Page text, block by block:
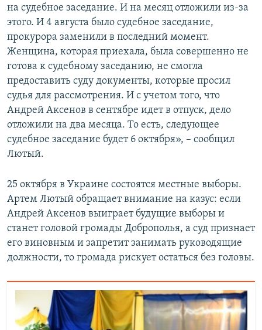
на судебное заседание. И на месяц отложили из-за
этого. И 4 августа было судебное заседание,
прокурора заменили в последний момент.
Женщина, которая приехала, была совершенно не
готова к судебному заседанию, не смогла
предоставить суду документы, которые просил
судья для рассмотрения. И с учетом того, что
Андрей Аксенов в сентябре идет в отпуск, дело
отложили на два месяца. То есть, следующее
судебное заседание будет 6 октября», – сообщил
Лютый.
25 октября в Украине состоятся местные выборы.
Артем Лютый обращает внимание на казус: если
Андрей Аксенов выиграет будущие выборы и
станет головой громады Доброполья, а суд признает
его виновным и запретит занимать руководящие
должности, то громада рискует остаться без головы.